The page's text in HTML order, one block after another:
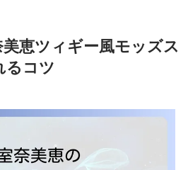
恵ツィギー風モッズス
るコツ